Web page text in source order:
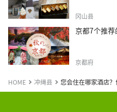
冈山县
京都7个推
京都府
HOME 冲绳县 您会住在哪家酒店